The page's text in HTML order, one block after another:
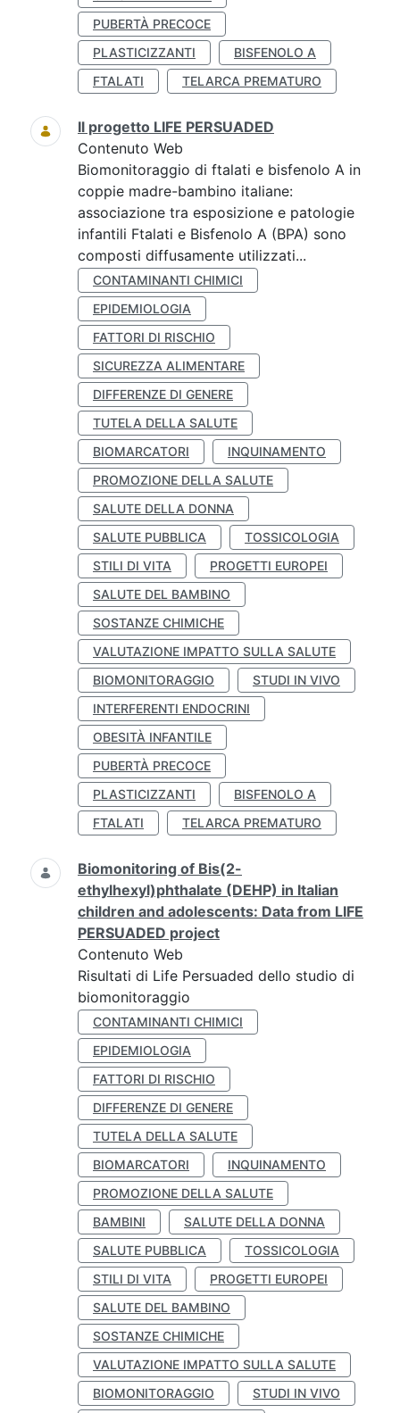
PUBERTÀ PRECOCE
PLASTICIZZANTI
BISFENOLO A
FTALATI
TELARCA PREMATURO
Il progetto LIFE PERSUADED
Contenuto Web
Biomonitoraggio di ftalati e bisfenolo A in
coppie madre-bambino italiane:
associazione tra esposizione e patologie
infantili Ftalati e Bisfenolo A (BPA) sono
composti diffusamente utilizzati...
CONTAMINANTI CHIMICI
EPIDEMIOLOGIA
FATTORI DI RISCHIO
SICUREZZA ALIMENTARE
DIFFERENZE DI GENERE
TUTELA DELLA SALUTE
BIOMARCATORI
INQUINAMENTO
PROMOZIONE DELLA SALUTE
SALUTE DELLA DONNA
SALUTE PUBBLICA
TOSSICOLOGIA
STILI DI VITA
PROGETTI EUROPEI
SALUTE DEL BAMBINO
SOSTANZE CHIMICHE
VALUTAZIONE IMPATTO SULLA SALUTE
BIOMONITORAGGIO
STUDI IN VIVO
INTERFERENTI ENDOCRINI
OBESITÀ INFANTILE
PUBERTÀ PRECOCE
PLASTICIZZANTI
BISFENOLO A
FTALATI
TELARCA PREMATURO
Biomonitoring of Bis(2-
ethylhexyl)phthalate (DEHP) in Italian
children and adolescents: Data from LIFE
PERSUADED project
Contenuto Web
Risultati di Life Persuaded dello studio di
biomonitoraggio
CONTAMINANTI CHIMICI
EPIDEMIOLOGIA
FATTORI DI RISCHIO
DIFFERENZE DI GENERE
TUTELA DELLA SALUTE
BIOMARCATORI
INQUINAMENTO
PROMOZIONE DELLA SALUTE
BAMBINI
SALUTE DELLA DONNA
SALUTE PUBBLICA
TOSSICOLOGIA
STILI DI VITA
PROGETTI EUROPEI
SALUTE DEL BAMBINO
SOSTANZE CHIMICHE
VALUTAZIONE IMPATTO SULLA SALUTE
BIOMONITORAGGIO
STUDI IN VIVO